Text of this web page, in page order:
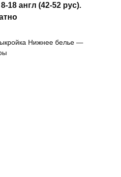
18 англ (42-52 рус).
Нижнее белье —